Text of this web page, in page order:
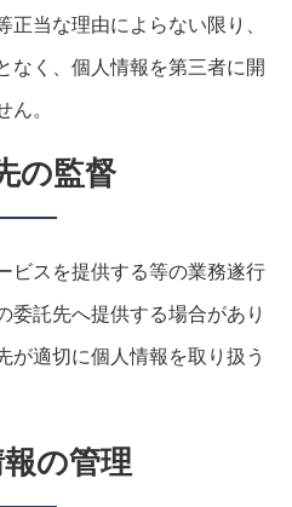
当な理由によらない限り、
なく、個人情報を第三者に開
。
の監督
ビスを提供する等の業務遂行
委託先へ提供する場合があり
が適切に個人情報を取り扱う
の管理